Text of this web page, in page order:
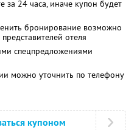
за 24 часа, иначе купон будет
бронирование возможно
отеля
спецпредложениями
можно уточнить по телефону
купоном